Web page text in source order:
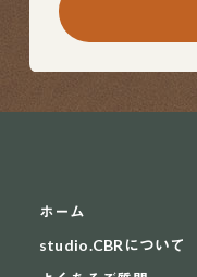
ホーム
studio.CBRについて